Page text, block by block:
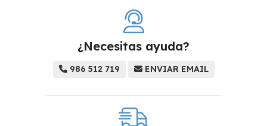
¿Necesitas ayuda?
986 512 719 ENVIAR EMAIL